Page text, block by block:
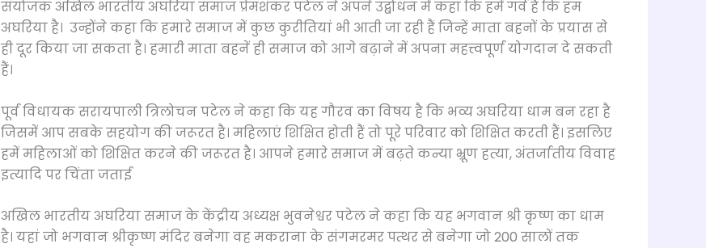
संयोजक अखिल भारतीय अघरिया समाज प्रेमशंकर पटेल ने अपने उद्बोधन में कहा कि हमें गर्व है कि हम
अघरिया है। उन्होंने कहा कि हमारे समाज में कुछ कुरीतियां भी आती जा रही हैं जिन्हें माता बहनों के प्रयास से
ही दूर किया जा सकता है। हमारी माता बहनें ही समाज को आगे बढ़ाने में अपना महत्त्वपूर्ण योगदान दे सकती
हैं।
पूर्व विधायक सरायपाली त्रिलोचन पटेल ने कहा कि यह गौरव का विषय है कि भव्य अघरिया धाम बन रहा है
जिसमें आप सबके सहयोग की जरूरत है। महिलाएं शिक्षित होती हैं तो पूरे परिवार को शिक्षित करती हैं। इसलिए
हमें महिलाओं को शिक्षित करने की जरूरत है। आपने हमारे समाज में बढ़ते कन्या भ्रूण हत्या, अंतर्जातीय विवाह
इत्यादि पर चिंता जताई
अखिल भारतीय अघरिया समाज के केंद्रीय अध्यक्ष भुवनेश्वर पटेल ने कहा कि यह भगवान श्री कृष्ण का धाम
है। यहां जो भगवान श्रीकृष्ण मंदिर बनेगा वह मकराना के संगमरमर पत्थर से बनेगा जो 200 सालों तक